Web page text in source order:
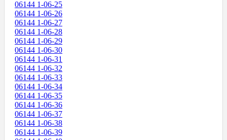
06144 1-06-25
06144 1-06-26
06144 1-06-27
06144 1-06-28
06144 1-06-29
06144 1-06-30
06144 1-06-31
06144 1-06-32
06144 1-06-33
06144 1-06-34
06144 1-06-35
06144 1-06-36
06144 1-06-37
06144 1-06-38
06144 1-06-39